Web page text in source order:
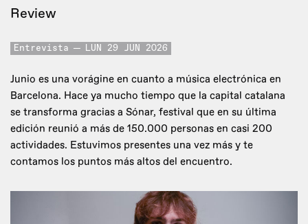
Review
Entrevista LUN 29 JUN 2026
Junio es una vorágine en cuanto a música electrónica en
Barcelona. Hace ya mucho tiempo que la capital catalana
se transforma gracias a Sónar, festival que en su última
edición reunió a más de 150.000 personas en casi 200
actividades. Estuvimos presentes una vez más y te
contamos los puntos más altos del encuentro.